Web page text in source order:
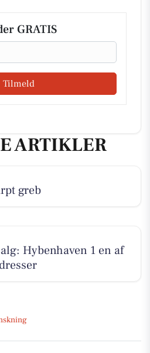
GRATIS
Tilmeld
ARTIKLER
greb
Hybenhaven 1 en af